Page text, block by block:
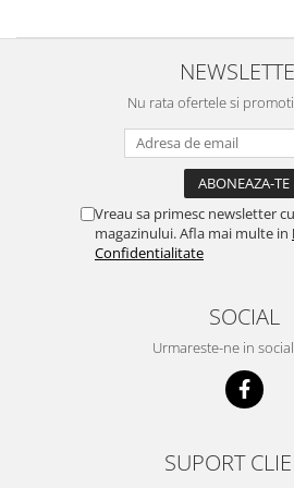
Nu rata ofertele si
Vreau sa primesc newsletter
magazinului. Afla mai multe in
Confidentialitate
SOCIAL
Urmareste-ne in
SUPORT